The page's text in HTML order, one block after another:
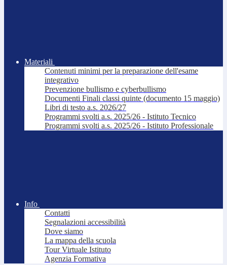
Materiali
Contenuti minimi per la preparazione dell'esame
integrativo
Prevenzione bullismo e cyberbullismo
Documenti Finali classi quinte (documento 15 maggio)
Libri di testo a.s. 2026/27
Programmi svolti a.s. 2025/26 - Istituto Tecnico
Programmi svolti a.s. 2025/26 - Istituto Professionale
Info
Contatti
Segnalazioni accessibilità
Dove siamo
La mappa della scuola
Tour Virtuale Istituto
Agenzia Formativa